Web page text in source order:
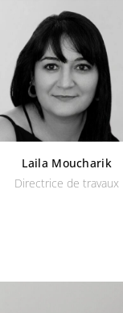
Laila Moucharik
Directrice de travaux